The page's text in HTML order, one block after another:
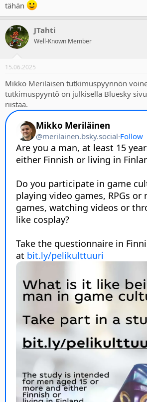
tähän
JTahti
Well-Known Member
15.06.2025
Mikko Meriläisen tutkimuspyynnön
tutkimuspyyntö on julkisella Bluesky
riistaa.